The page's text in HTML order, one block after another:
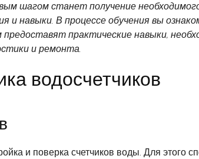
шагом станет получение
и навыки. В процессе обучения вы
практические навыки,
и ремонта.
водосчетчиков
и поверка счетчиков воды. Для этого